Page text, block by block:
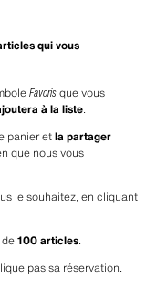
qui vous
Favoris que vous
à la liste.
panier et la partager
que nous vous
le souhaitez, en cliquant
100 articles.
pas sa réservation.